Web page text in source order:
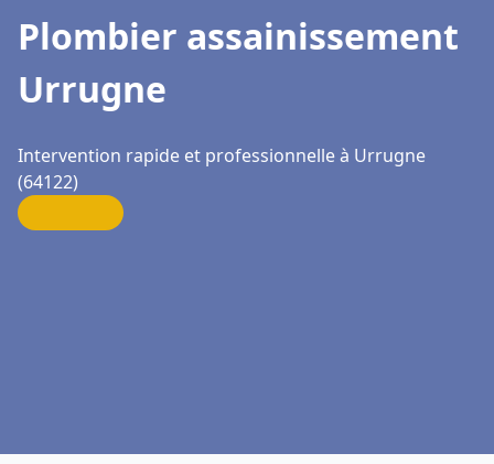
Plombier assainissement
Urrugne
Intervention rapide et professionnelle à Urrugne
(64122)